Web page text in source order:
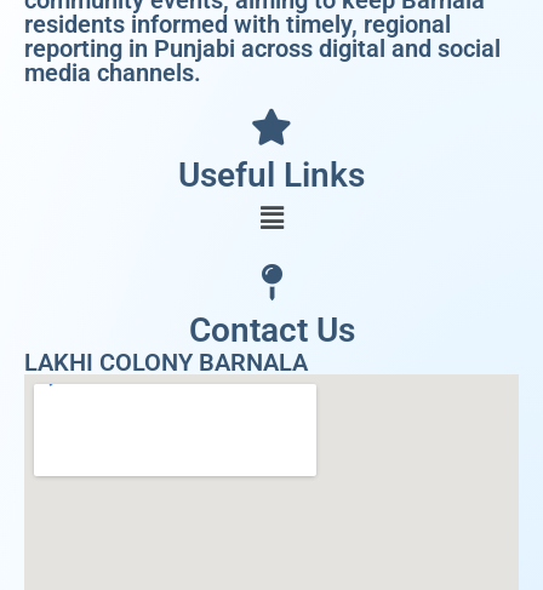
residents informed with timely, regional
reporting in Punjabi across digital and social
media channels.
Useful Links
Contact Us
LAKHI COLONY BARNALA